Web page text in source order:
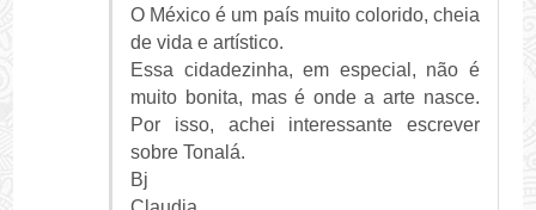
O México é um país muito colorido, cheia
de vida e artístico.
Essa cidadezinha, em especial, não é
muito bonita, mas é onde a arte nasce.
Por isso, achei interessante escrever
sobre Tonalá.
Bj